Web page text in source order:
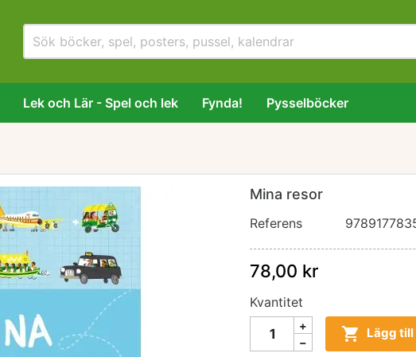
Lek och Lär - Spel och lek Fynda! Pysselböcker
Mina resor
Referens
78,00 kr
Kvantitet
 Lägg